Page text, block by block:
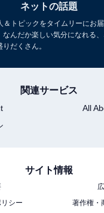
ネットの話題
＆トピックをタイムリーにお
んだか楽しい気分になれる
だくさん。
関連サービス
All
サイト情報
シー
著作権・